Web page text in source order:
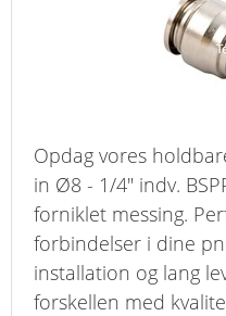
Opdag vores
in Ø8 - 1/4" indv.
forniklet messing.
forbindelser i dine
installation og lang
forskellen med